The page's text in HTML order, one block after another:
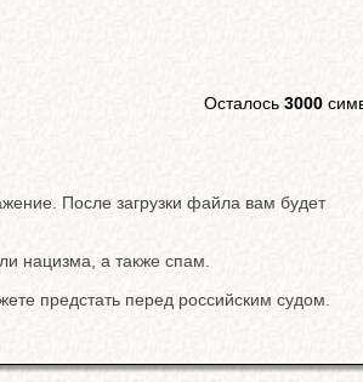
Осталось 3000
После загрузки файла вам будет
нацизма, а также спам.
предстать перед российским судом.